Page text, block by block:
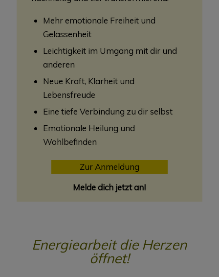
Mehr emotionale Freiheit und
Gelassenheit
Leichtigkeit im Umgang mit dir und
anderen
Neue Kraft, Klarheit und
Lebensfreude
Eine tiefe Verbindung zu dir selbst
Emotionale Heilung und
Wohlbefinden
Zur Anmeldung
Melde dich jetzt an!
Energiearbeit die Herzen
öffnet!